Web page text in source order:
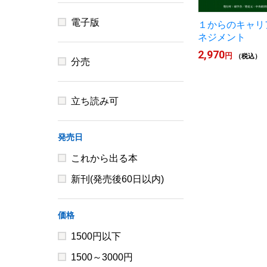
１からのキャ
ネジメント
2,970円 （税込）
電子版
分売
立ち読み可
発売日
これから出る本
新刊(発売後60日以内)
価格
1500円以下
1500～3000円